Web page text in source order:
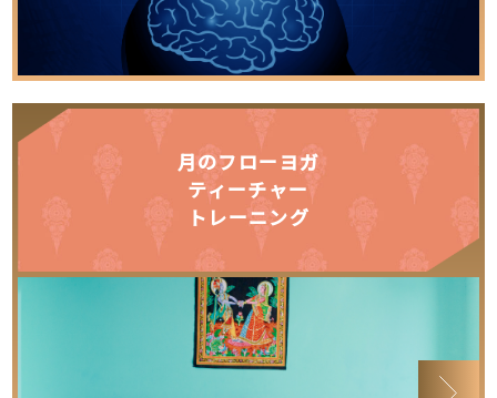
月のフローヨガ
ティーチャー
トレーニング